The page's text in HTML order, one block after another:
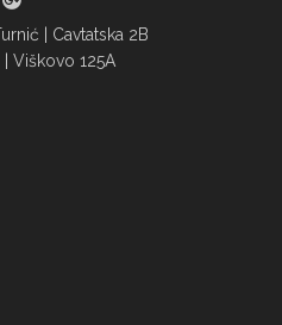
| Cavtatska 2B
Viškovo 125A